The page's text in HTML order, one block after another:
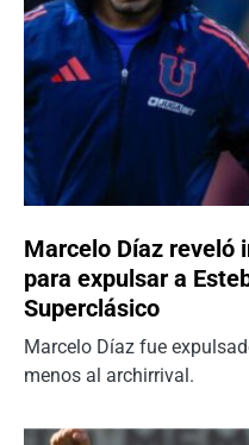
Marcelo Díaz reveló
para expulsar a
Superclásico
Marcelo Díaz fue
menos al archirrival.